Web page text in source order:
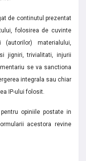
de continutul prezentat
folosirea de cuvinte
materialului,
jigniri, trivialitati, injurii
se va sanctiona
integrala sau chiar
IP-ului folosit.
opiniile postate in
acestora revine